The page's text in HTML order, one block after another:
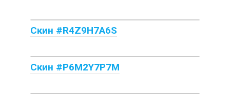
Скин #R4Z9H7A6S
Скин #P6M2Y7P7M